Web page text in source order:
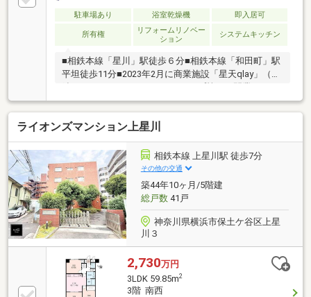
駐車場あり 浴室乾燥機 即入居可
所有権
リフォームリノベー
ション
システムキッチン
■相鉄本線「星川」駅徒歩６分■相鉄本線「和田町」駅
平坦徒歩11分■2023年2月に商業施設「星天qlay」（相
り便利に♪（徒歩６分）■スーパー・コンビニ・公園等
が徒歩10分圏内に揃う生活利便性の良い立地■峯小学
校徒歩9分！■全居室収納で広々住空間■食洗機・浄水
器・浴室乾燥機・追い焚き機能付き！ーリフォーム内
容ー（2026年7月15日完了）・システムキッチン・ユ
ニットバス・洗面化粧台・トイレ・壁天井クロス・フ
ロアタイル・フローリング・給湯、給水、排水管新規
配管・照明器具、分電盤・建具・下足入・給湯器・室
内クリーニング 等
ライオンズマンション上星川
相鉄本線 上星川駅 徒歩7分
その他の交通
築44年10ヶ月/5階建
総戸数41戸
神奈川県横浜市保土ケ谷区上星
川３
2,730万円
3LDK 59.85m2
3階 南西